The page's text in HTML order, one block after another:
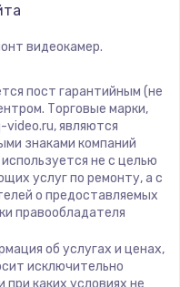
видеокамер.
пост гарантийным (не
Торговые марки,
video.ru, являются
знаками компаний
не с целью
услуг по ремонту, а с
о предоставляемых
правообладателя
об услугах и ценах,
исключительно
каких условиях не